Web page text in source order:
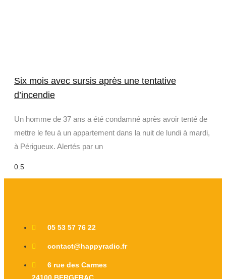
Six mois avec sursis après une tentative
d’incendie
Un homme de 37 ans a été condamné après avoir tenté de
mettre le feu à un appartement dans la nuit de lundi à mardi,
à Périgueux. Alertés par un
05 53 57 76 22
contact@happyradio.fr
6 rue des Carmes